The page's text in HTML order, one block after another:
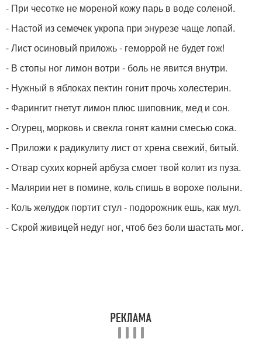
- При чесотке не мореной кожу парь в воде соленой.
- Настой из семечек укропа при энурезе чаще лопай.
- Лист осиновый приложь - геморрой не будет гож!
- В стопы ног лимон вотри - боль не явится внутри.
- Нужный в яблоках пектин гонит прочь холестерин.
- Фарингит гнетут лимон плюс шиповник, мед и сон.
- Огурец, морковь и свекла гонят камни смесью сока.
- Приложи к радикулиту лист от хрена свежий, битый.
- Отвар сухих корней арбуза смоет твой колит из пуза.
- Малярии нет в помине, коль спишь в ворохе полыни.
- Коль желудок портит стул - подорожник ешь, как мул.
- Скрой живицей недуг ног, чтоб без боли шастать мог.